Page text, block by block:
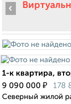
‹
1-к квартира,
9 090 000 ₽ 178
Северный жилой